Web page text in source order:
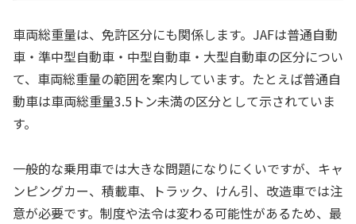
車両総重量は、免許区分にも関係します。JAFは普通自動
車・準中型自動車・中型自動車・大型自動車の区分につい
て、車両総重量の範囲を案内しています。たとえば普通自
動車は車両総重量3.5トン未満の区分として示されていま
す。
一般的な乗用車では大きな問題になりにくいですが、キャ
ンピングカー、積載車、トラック、けん引、改造車では注
意が必要です。制度や法令は変わる可能性があるため、最